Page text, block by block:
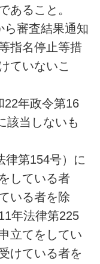
あること。
ら審査結果通知
指名停止等措
ていないこ
22年政令第16
該当しないも
律第154号）に
している者
いる者を除
年法律第225
立てをしてい
けている者を